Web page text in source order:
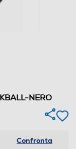
NERO
Confronta